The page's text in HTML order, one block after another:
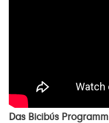
Das Bicibús Programm